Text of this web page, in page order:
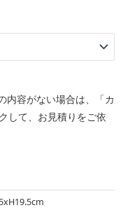
内容がない場合は、「カ
して、お見積りをご依